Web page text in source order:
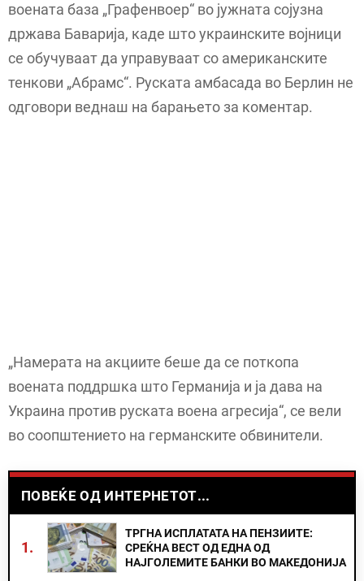
воената база „Графенвоер“ во јужната сојузна
држава Баварија, каде што украинските војници
се обучуваат да управуваат со американските
тенкови „Абрамс“. Руската амбасада во Берлин не
одговори веднаш на барањето за коментар.
„Намерата на акциите беше да се поткопа
воената поддршка што Германија и ја дава на
Украина против руската воена агресија“, се вели
во соопштението на германските обвинители.
ПОВЕЌЕ ОД ИНТЕРНЕТОТ...
1.
ТРГНА ИСПЛАТАТА НА ПЕНЗИИТЕ:
СРЕЌНА ВЕСТ ОД ЕДНА ОД
НАЈГОЛЕМИТЕ БАНКИ ВО МАКЕДОНИЈА